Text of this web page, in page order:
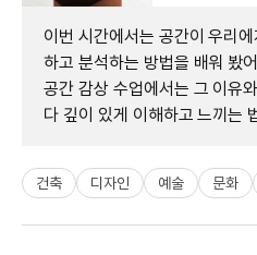
이번 시간에서는 공간이 우리
하고 분석하는 방법을 배워 봤
공간 감상 수업에서는 그 이유
다 깊이 있게 이해하고 느끼는
건축 디자인 예술 문화